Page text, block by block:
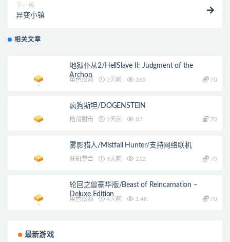
下一篇
异变小镇
相关文章
地狱仆从2/HellSlave II: Judgment of the
Archon
角色扮演 3天前 365 70
疯狗斯坦/DOGENSTEIN
枪战射击 3天前 82 70
雾影猎人/Mistfall Hunter/支持网络联机
联机整合 3天前 212 70
轮回之兽豪华版/Beast of Reincarnation –
Deluxe Edition
角色扮演 4天前 1.4K 70
最新游戏